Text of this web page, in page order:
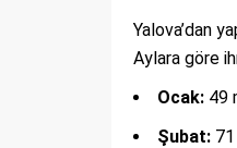
Yalova’dan
Aylara göre
Ocak: 49
Şubat: